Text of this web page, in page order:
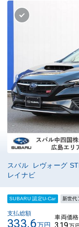
スバル レヴォーグ
レイナビ
SUBARU 認定U-Car 新世代
支払総額
333.6万円
車両価格